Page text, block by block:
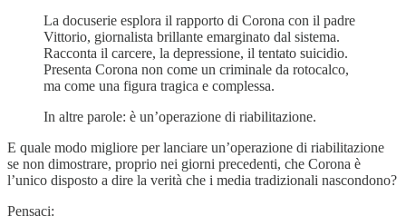
La docuserie esplora il rapporto di Corona con il padre
Vittorio, giornalista brillante emarginato dal sistema.
Racconta il carcere, la depressione, il tentato suicidio.
Presenta Corona non come un criminale da rotocalco,
ma come una figura tragica e complessa.
In altre parole: è un’operazione di riabilitazione.
E quale modo migliore per lanciare un’operazione di riabilitazione
se non dimostrare, proprio nei giorni precedenti, che Corona è
l’unico disposto a dire la verità che i media tradizionali nascondono?
Pensaci: